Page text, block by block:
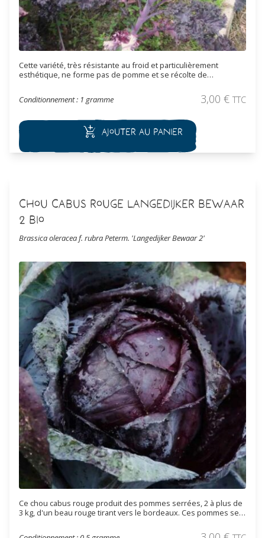
Cette variété, très résistante au froid et particulièrement
esthétique, ne forme pas de pomme et se récolte de
veinées de rouge puis complètement violettes lorsque les
températures chutent. Les feuilles, récoltées après le gel, sont
besoins en les coupant à partir du bas de la tige. Les feuilles se
consomment crues ou simplement cuitent à la poêle, dans des
potages, déshydratées, en chips.
Conditionnement : 1 gramme 3,00 € TTC
Ajouter au panier
Chou Cabus Rouge Langedijker Bewaar
2 Bio
Brassica oleracea f. rubra Peterm. 'Langedijker Bewaar 2'
Ce chou cabus rouge produit des pommes serrées, 2 à plus de
3 kg, d'un beau rouge tirant vers le bordeaux. Ces pommes se